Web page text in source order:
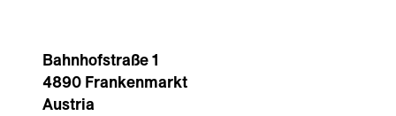
Bahnhofstraße 1
4890 Frankenmarkt
Austria